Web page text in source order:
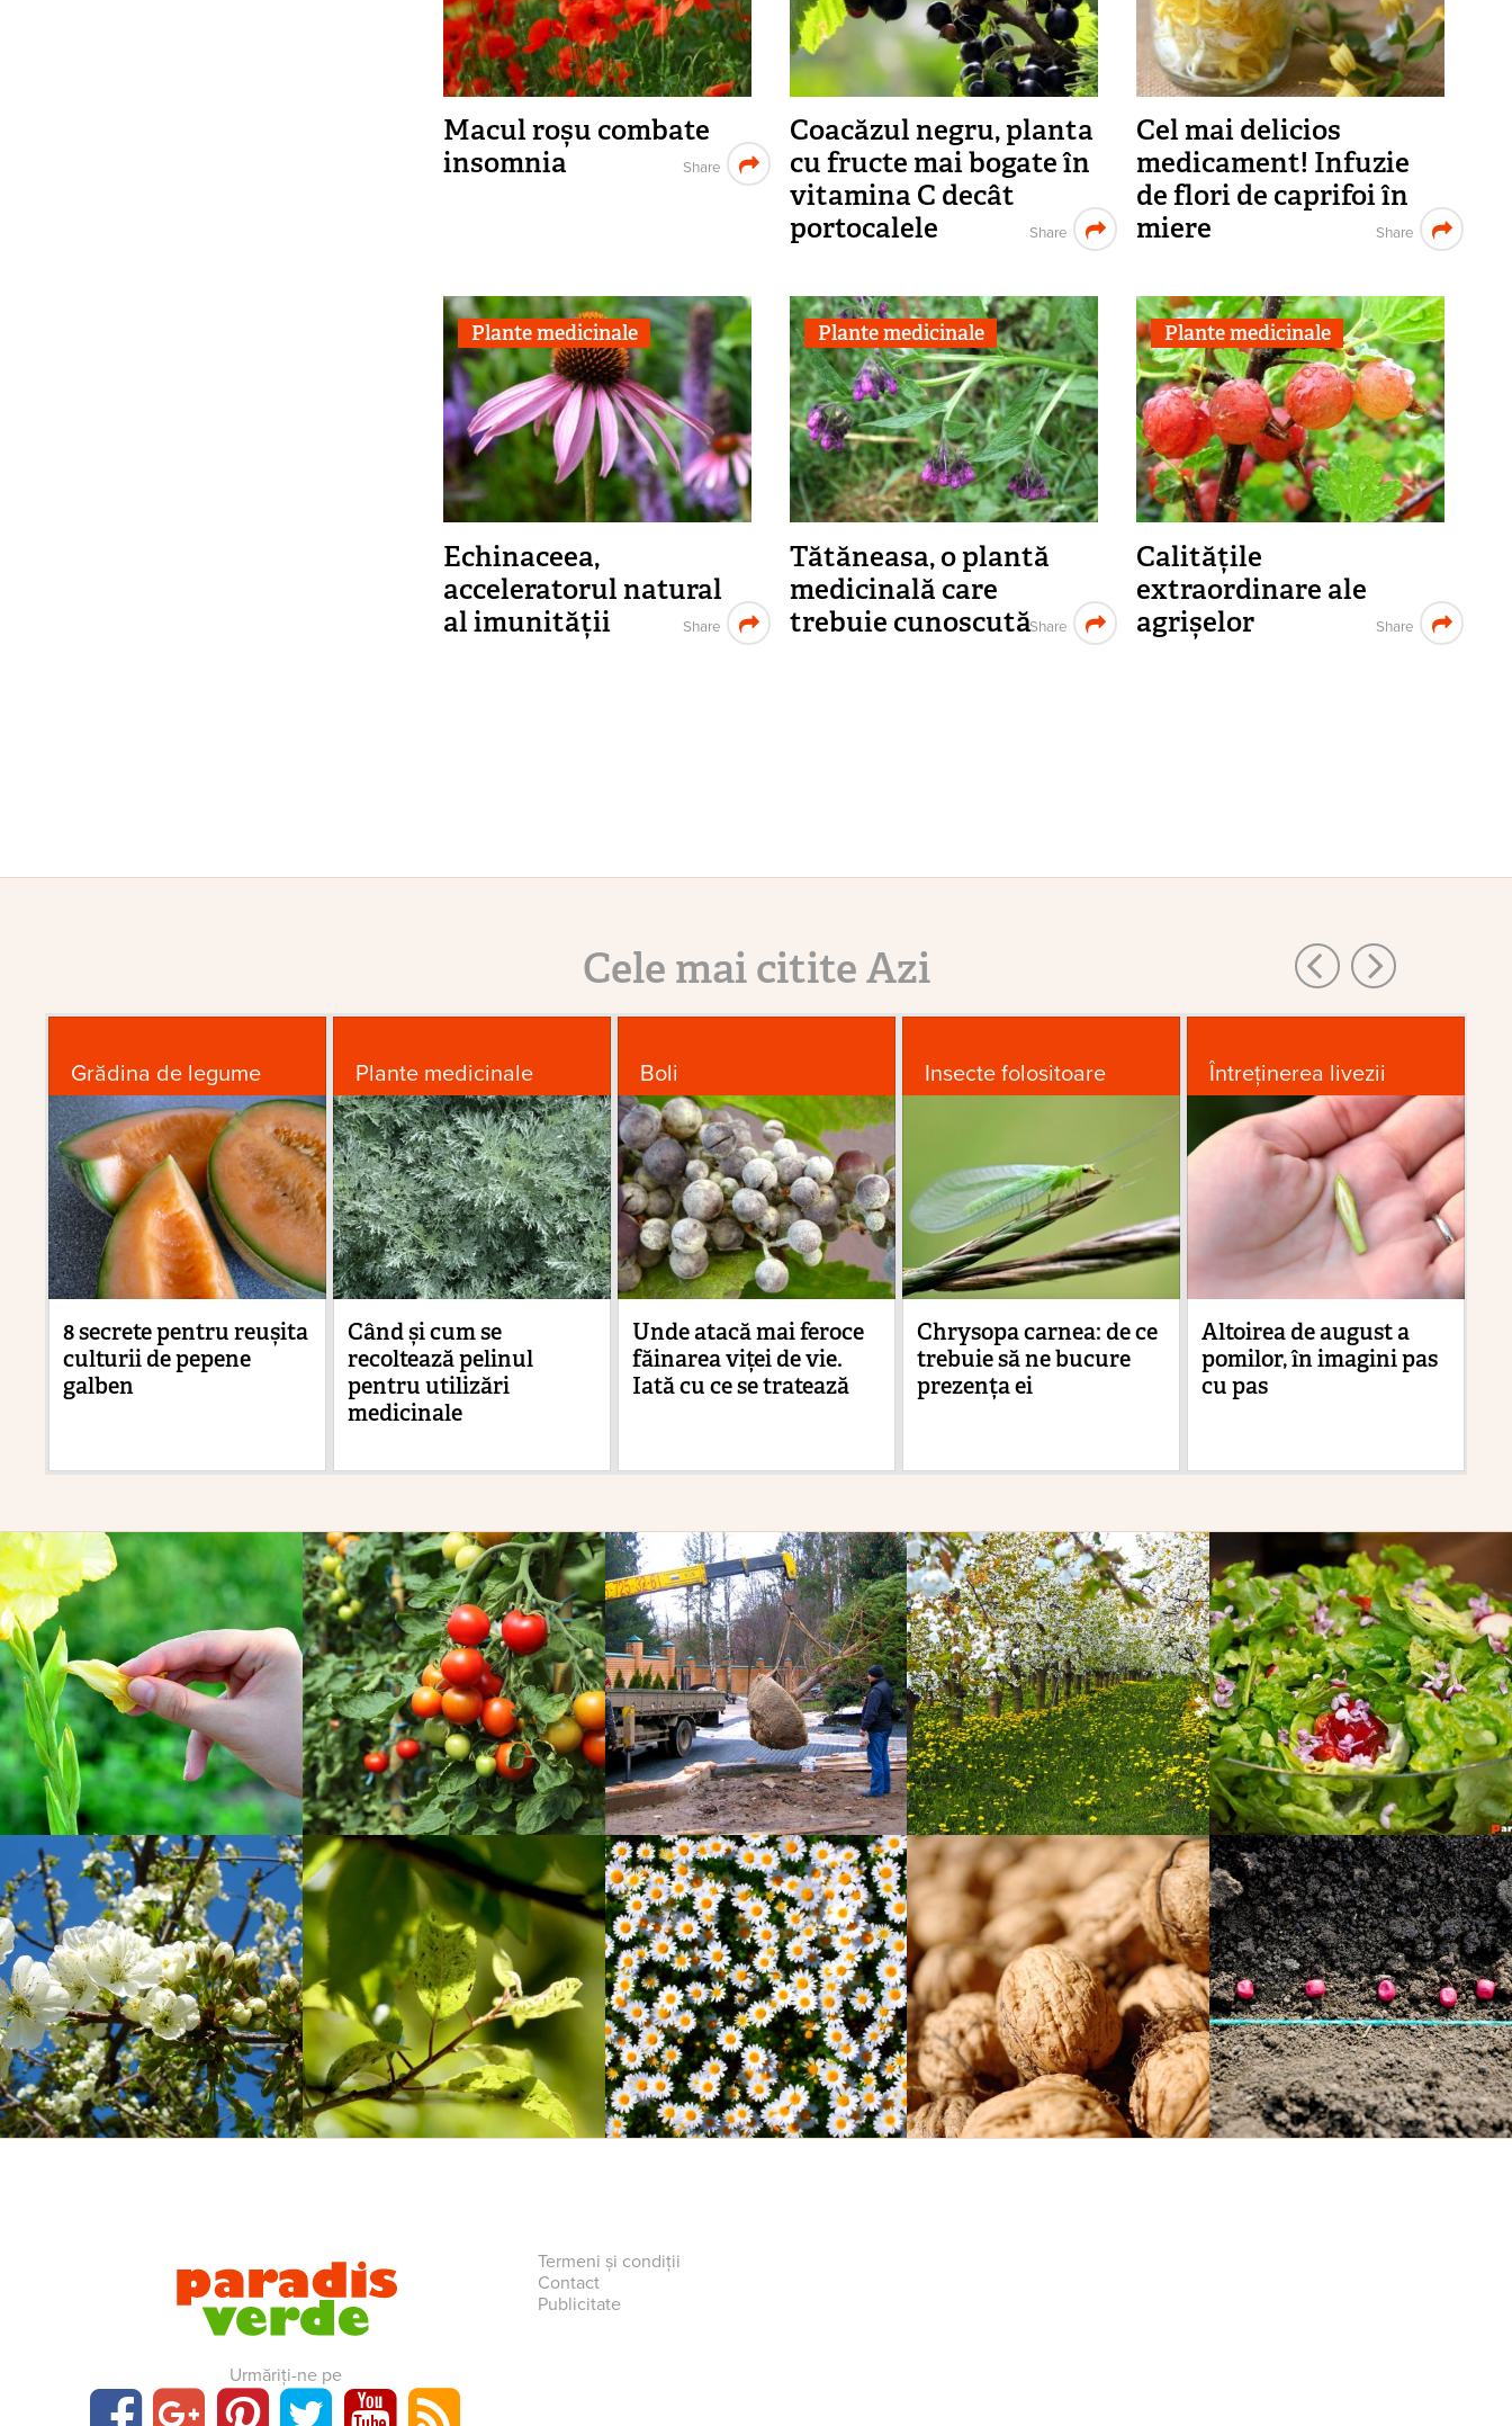
Macul roșu combate
insomnia
Share
Coacăzul negru, planta
cu fructe mai bogate în
vitamina C decât
portocalele
Share
Cel mai delicios
medicament! Infuzie
de flori de caprifoi în
miere
Share
Plante medicinale
Echinaceea,
acceleratorul natural
al imunității
Share
Plante medicinale
Tătăneasa, o plantă
medicinală care
trebuie cunoscutăShare
Plante medicinale
Calitățile
extraordinare ale
agrișelor
Share
Cele mai citite Azi
Grădina de legume
8 secrete pentru reușita
culturii de pepene
galben
Plante medicinale
Când și cum se
recoltează pelinul
pentru utilizări
medicinale
Boli
Unde atacă mai feroce
făinarea viței de vie.
Iată cu ce se tratează
Insecte folositoare
Chrysopa carnea: de ce
trebuie să ne bucure
prezența ei
Întreținerea livezii
Altoirea de august a
pomilor, în imagini pas
cu pas
Urmăriți-ne pe
Termeni și condiții
Contact
Publicitate